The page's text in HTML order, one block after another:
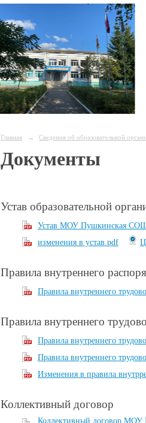
Главная → Сведения об образовательной
Документы
Устав образовательной
Устав МОУ Пушкинская
изменения в устав.pdf
Правила внутреннего
Правила внутреннего
Правила внутреннего
Правила внутреннего
Правила внутреннего
Изменения в правила
Коллективный договор
Коллективный договор